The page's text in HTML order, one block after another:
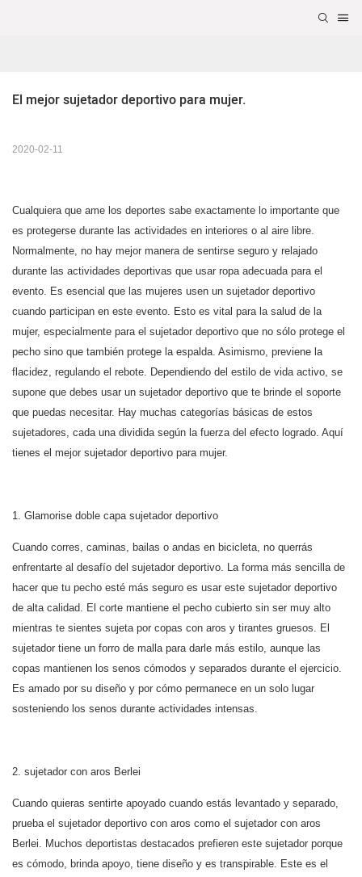
El mejor sujetador deportivo para mujer.
2020-02-11
Cualquiera que ame los deportes sabe exactamente lo importante que
es protegerse durante las actividades en interiores o al aire libre.
Normalmente, no hay mejor manera de sentirse seguro y relajado
durante las actividades deportivas que usar ropa adecuada para el
evento. Es esencial que las mujeres usen un sujetador deportivo
cuando participan en este evento. Esto es vital para la salud de la
mujer, especialmente para el sujetador deportivo que no sólo protege el
pecho sino que también protege la espalda. Asimismo, previene la
flacidez, regulando el rebote. Dependiendo del estilo de vida activo, se
supone que debes usar un sujetador deportivo que te brinde el soporte
que puedas necesitar. Hay muchas categorías básicas de estos
sujetadores, cada una dividida según la fuerza del efecto logrado. Aquí
tienes el mejor sujetador deportivo para mujer.
1. Glamorise doble capa sujetador deportivo
Cuando corres, caminas, bailas o andas en bicicleta, no querrás
enfrentarte al desafío del sujetador deportivo. La forma más sencilla de
hacer que tu pecho esté más seguro es usar este sujetador deportivo
de alta calidad. El corte mantiene el pecho cubierto sin ser muy alto
mientras te sientes sujeta por copas con aros y tirantes gruesos. El
sujetador tiene un forro de malla para darle más estilo, aunque las
copas mantienen los senos cómodos y separados durante el ejercicio.
Es amado por su diseño y por cómo permanece en un solo lugar
sosteniendo los senos durante actividades intensas.
2. sujetador con aros Berlei
Cuando quieras sentirte apoyado cuando estás levantado y separado,
prueba el sujetador deportivo con aros como el sujetador con aros
Berlei. Muchos deportistas destacados prefieren este sujetador porque
es cómodo, brinda apoyo, tiene diseño y es transpirable. Este es el